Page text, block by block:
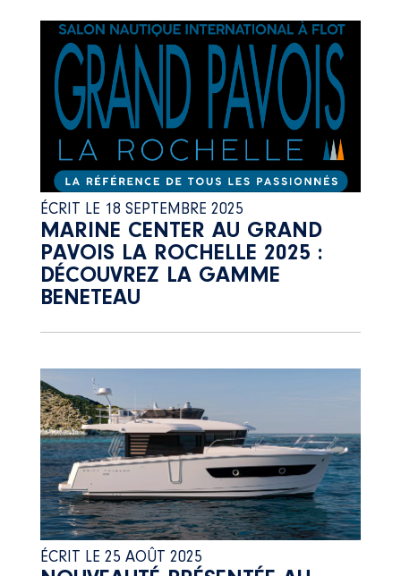
ÉCRIT LE 18 SEPTEMBRE 2025
MARINE CENTER AU GRAND
PAVOIS LA ROCHELLE 2025 :
DÉCOUVREZ LA GAMME
BENETEAU
ÉCRIT LE 25 AOÛT 2025